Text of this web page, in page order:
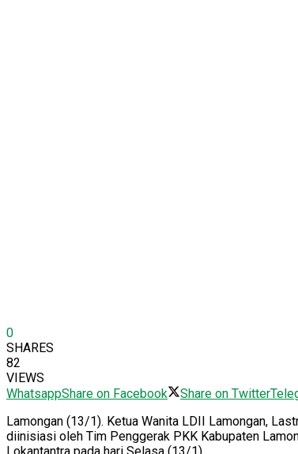
0
SHARES
82
VIEWS
WhatsappShare on Facebook Share on Twitter
Lamongan (13/1). Ketua Wanita LDII Lamongan,
diinisiasi oleh Tim Penggerak PKK Kabupaten